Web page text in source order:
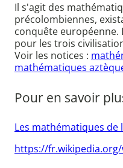
Il s'agit des
précolombiennes,
conquête européenne.
pour les trois
Voir les notices :
mathématiques
Pour en savoir
Les mathématiques
https://fr.wikipedia.org/